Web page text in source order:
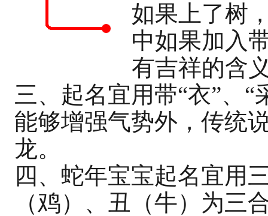
如果上了树
中如果加入
有吉祥的含
三、起名宜用带“衣”、“
能够增强气势外，传统
龙。
四、蛇年宝宝起名宜用
（鸡）、丑（牛）为三